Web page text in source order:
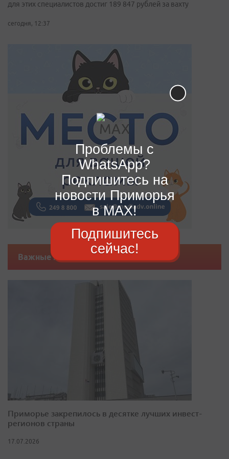
для этих специалистов достиг 189 847 рублей за вахту
сегодня, 12:37
Важные новости
Приморье закрепилось в десятке лучших инвест-
регионов страны
17.07.2026
Проблемы с
WhatsApp?
Подпишитесь на
новости Приморья
в MAX!
Подпишитесь
сейчас!